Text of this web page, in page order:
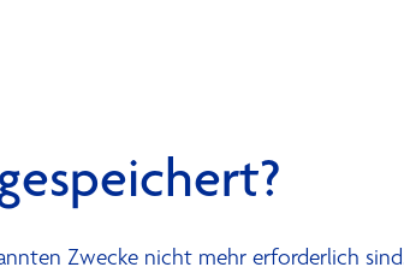
Zwecke nicht mehr erforderlich